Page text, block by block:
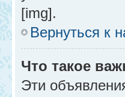
[img].
Вернуться к
Что такое
Эти